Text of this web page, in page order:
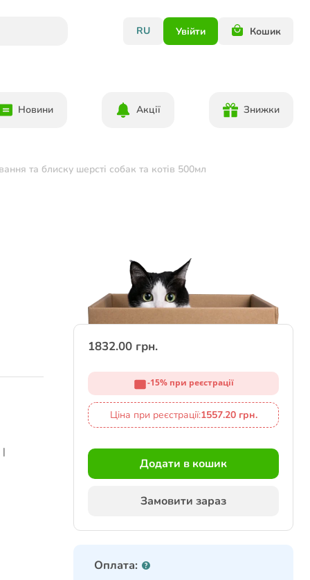
RU Увійти Кошик
Новини Акції Знижки
та блиску шерсті собак та котів 500мл
|
1832.00 грн.
-15% при реєстрації
Ціна при реєстрації:1557.20 грн.
Додати в кошик
Замовити зараз
Оплата: